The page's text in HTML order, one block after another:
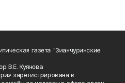
газета "Зианчуринские
В.Е. Куянова
зарегистрирована в